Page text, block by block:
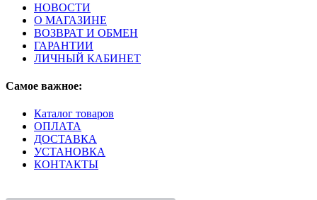
НОВОСТИ
О МАГАЗИНЕ
ВОЗВРАТ И ОБМЕН
ГАРАНТИИ
ЛИЧНЫЙ КАБИНЕТ
Самое важное:
Каталог товаров
ОПЛАТА
ДОСТАВКА
УСТАНОВКА
КОНТАКТЫ